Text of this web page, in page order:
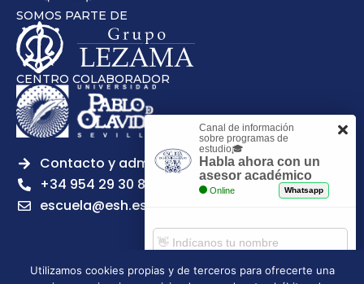
SOMOS PARTE DE
CENTRO COLABORADOR
Contacto y admisiones
+34 954 29 30 81
escuela@esh.es
Utilizamos cookies propias y de terceros para ofrecerte una
Canal de información
sobre programas de
estudio🎓
Habla ahora con un
asesor académico
Online Whatsapp